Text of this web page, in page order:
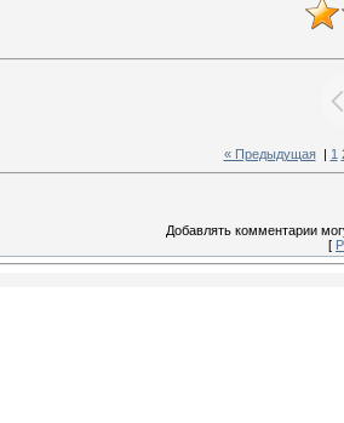
« Предыдущая| 1
Добавлять комментарии
[